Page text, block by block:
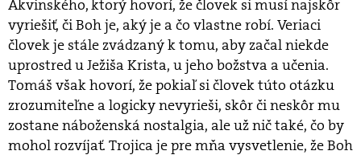
Akvinského, ktorý hovorí, že človek si musí najskôr
vyriešiť, či Boh je, aký je a čo vlastne robí. Veriaci
človek je stále zvádzaný k tomu, aby začal niekde
uprostred u Ježiša Krista, u jeho božstva a učenia.
Tomáš však hovorí, že pokiaľ si človek túto otázku
zrozumiteľne a logicky nevyrieši, skôr či neskôr mu
zostane náboženská nostalgia, ale už nič také, čo by
mohol rozvíjať. Trojica je pre mňa vysvetlenie, že Boh